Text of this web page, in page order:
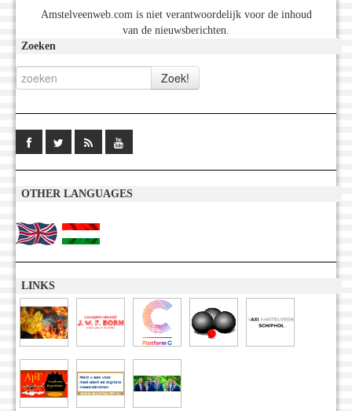
Amstelveenweb.com is niet verantwoordelijk voor de inhoud
van de nieuwsberichten.
Zoeken
OTHER LANGUAGES
LINKS